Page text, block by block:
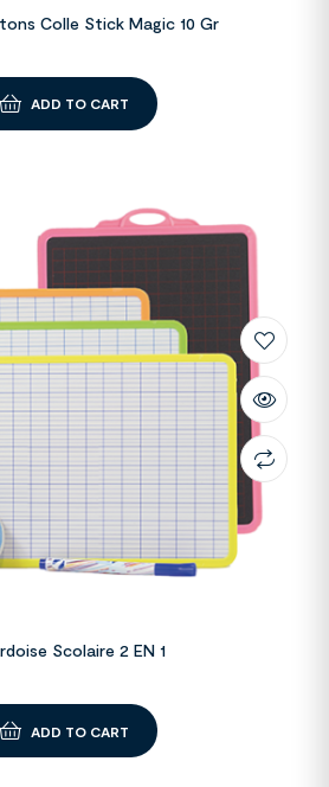
Colle Stick Magic 10 Gr
ADD TO CART
Scolaire 2 EN 1
ADD TO CART